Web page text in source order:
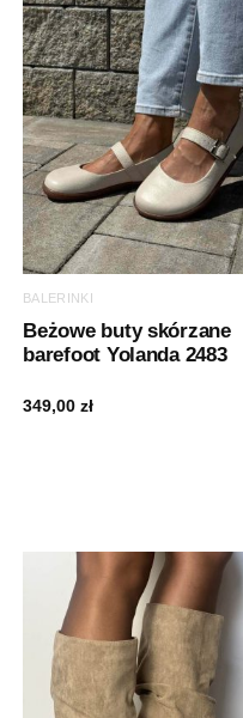
BALERINKI
Beżowe buty skórzane
barefoot Yolanda 2483
349,00zł